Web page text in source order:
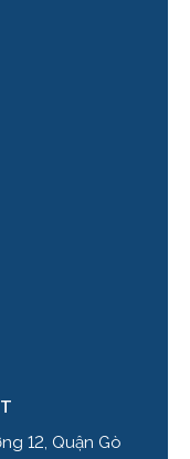
12, Quận Gò